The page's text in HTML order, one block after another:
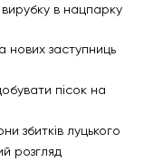
в нацпарку
нових заступниць
пісок на
збитків луцького
розгляд